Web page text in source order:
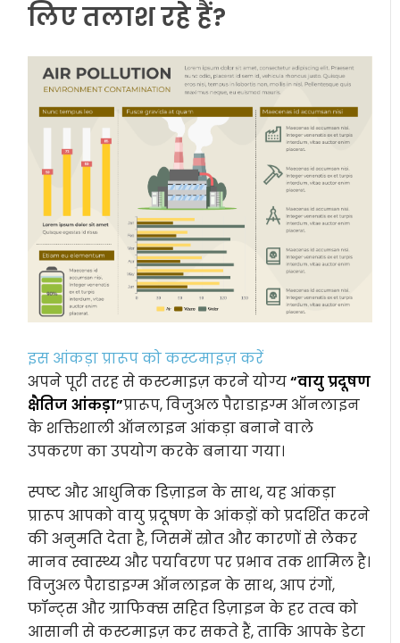
लिए तलाश रहे हैं?
इस आंकड़ा प्रारूप को कस्टमाइज़ करें
अपने पूरी तरह से कस्टमाइज़ करने योग्य“वायु प्रदूषण
क्षैतिज आंकड़ा”प्रारूप, विजुअल पैराडाइग्म ऑनलाइन
के शक्तिशाली ऑनलाइन आंकड़ा बनाने वाले
उपकरण का उपयोग करके बनाया गया।
स्पष्ट और आधुनिक डिज़ाइन के साथ, यह आंकड़ा
प्रारूप आपको वायु प्रदूषण के आंकड़ों को प्रदर्शित करने
की अनुमति देता है, जिसमें स्रोत और कारणों से लेकर
मानव स्वास्थ्य और पर्यावरण पर प्रभाव तक शामिल है।
विजुअल पैराडाइग्म ऑनलाइन के साथ, आप रंगों,
फॉन्ट्स और ग्राफिक्स सहित डिज़ाइन के हर तत्व को
आसानी से कस्टमाइज़ कर सकते हैं, ताकि आपके डेटा